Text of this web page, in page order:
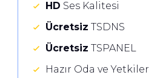
HD Ses Kalitesi
Ücretsiz TSDNS
Ücretsiz TSPANEL
Hazır Oda ve Yetkiler